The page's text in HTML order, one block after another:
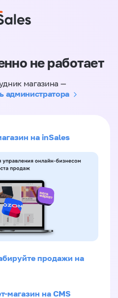
не работает
магазина —
администратора
на inSales
продажи на
магазин на CMS